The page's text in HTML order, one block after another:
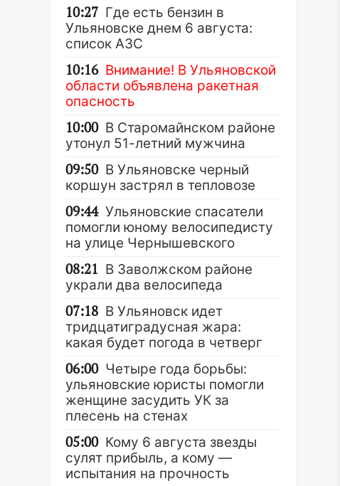
10:27 Где есть бензин в
Ульяновске днем 6 августа:
список АЗС
10:16 Внимание! В Ульяновской
области объявлена ракетная
опасность
10:00 В Старомайнском районе
утонул 51-летний мужчина
09:50 В Ульяновске черный
коршун застрял в тепловозе
09:44 Ульяновские спасатели
помогли юному велосипедисту
на улице Чернышевского
08:21 В Заволжском районе
украли два велосипеда
07:18 В Ульяновск идет
тридцатиградусная жара:
какая будет погода в четверг
06:00 Четыре года борьбы:
ульяновские юристы помогли
женщине засудить УК за
плесень на стенах
05:00 Кому 6 августа звезды
сулят прибыль, а кому —
испытания на прочность